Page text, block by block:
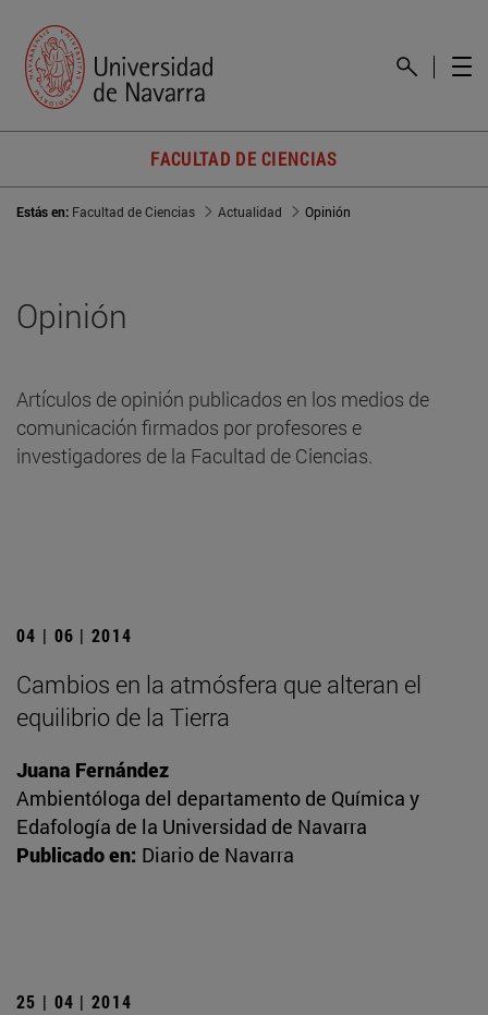
FACULTAD DE CIENCIAS
Estás en: Facultad de Ciencias Actualidad Opinión
Opinión
Artículos de opinión publicados en los medios de
comunicación firmados por profesores e
investigadores de la Facultad de Ciencias.
04 | 06 | 2014
Cambios en la atmósfera que alteran el
equilibrio de la Tierra
Juana Fernández
Ambientóloga del departamento de Química y
Edafología de la Universidad de Navarra
Publicado en: Diario de Navarra
25 | 04 | 2014